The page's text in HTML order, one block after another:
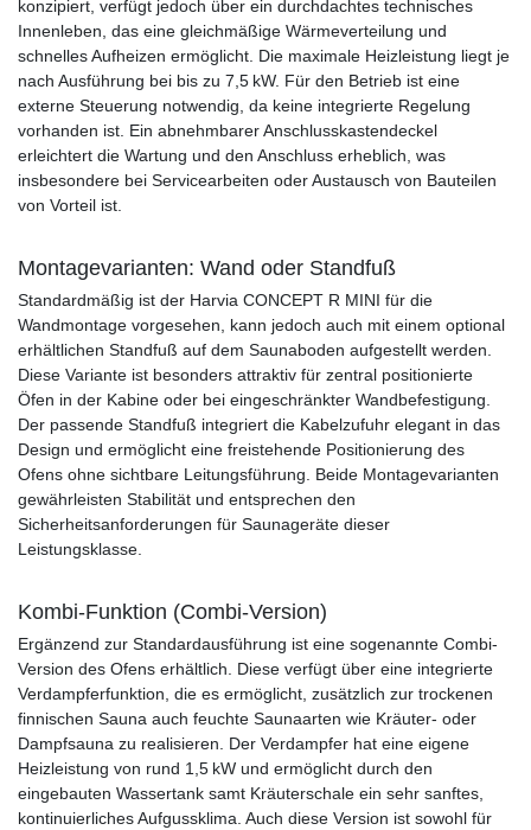
konzipiert, verfügt jedoch über ein durchdachtes technisches
Innenleben, das eine gleichmäßige Wärmeverteilung und
schnelles Aufheizen ermöglicht. Die maximale Heizleistung liegt je
nach Ausführung bei bis zu 7,5 kW. Für den Betrieb ist eine
externe Steuerung notwendig, da keine integrierte Regelung
vorhanden ist. Ein abnehmbarer Anschlusskastendeckel
erleichtert die Wartung und den Anschluss erheblich, was
insbesondere bei Servicearbeiten oder Austausch von Bauteilen
von Vorteil ist.
Montagevarianten: Wand oder Standfuß
Standardmäßig ist der Harvia CONCEPT R MINI für die
Wandmontage vorgesehen, kann jedoch auch mit einem optional
erhältlichen Standfuß auf dem Saunaboden aufgestellt werden.
Diese Variante ist besonders attraktiv für zentral positionierte
Öfen in der Kabine oder bei eingeschränkter Wandbefestigung.
Der passende Standfuß integriert die Kabelzufuhr elegant in das
Design und ermöglicht eine freistehende Positionierung des
Ofens ohne sichtbare Leitungsführung. Beide Montagevarianten
gewährleisten Stabilität und entsprechen den
Sicherheitsanforderungen für Saunageräte dieser
Leistungsklasse.
Kombi-Funktion (Combi-Version)
Ergänzend zur Standardausführung ist eine sogenannte Combi-
Version des Ofens erhältlich. Diese verfügt über eine integrierte
Verdampferfunktion, die es ermöglicht, zusätzlich zur trockenen
finnischen Sauna auch feuchte Saunaarten wie Kräuter- oder
Dampfsauna zu realisieren. Der Verdampfer hat eine eigene
Heizleistung von rund 1,5 kW und ermöglicht durch den
eingebauten Wassertank samt Kräuterschale ein sehr sanftes,
kontinuierliches Aufgussklima. Auch diese Version ist sowohl für